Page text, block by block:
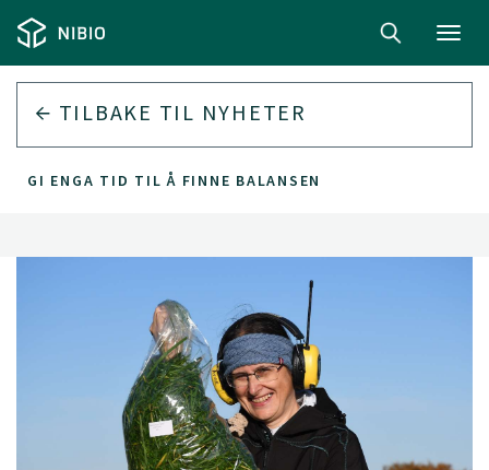
TILBAKE TIL NYHETER
GI ENGA TID TIL Å FINNE BALANSEN